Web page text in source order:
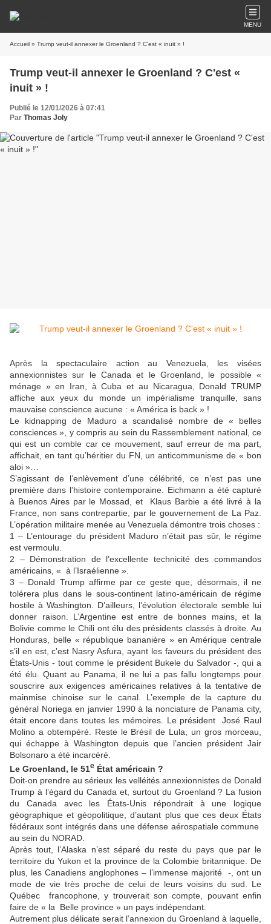
MENU
Accueil » Trump veut-il annexer le Groenland ? C'est « inuit » !
Trump veut-il annexer le Groenland ? C'est «
inuit » !
Publié le 12/01/2026 à 07:41
Par Thomas Joly
Après la spectaculaire action au Venezuela, les visées
annexionnistes sur le Canada et le Groenland, le possible «
ménage » en Iran, à Cuba et au Nicaragua, Donald TRUMP
affiche aux yeux du monde un impérialisme tranquille, sans
mauvaise conscience aucune : « América is back » !
Le kidnapping de Maduro a scandalisé nombre de « belles
consciences », y compris au sein du Rassemblement national, ce
qui est un comble car ce mouvement, sauf erreur de ma part,
affichait, en tant qu’héritier du FN, un anticommunisme de « bon
aloi »…
S’agissant de l’enlèvement d’une célébrité, ce n’est pas une
première dans l’histoire contemporaine. Eichmann a été capturé
à Buenos Aires par le Mossad, et Klaus Barbie a été livré à la
France, non sans contrepartie, par le gouvernement de La Paz.
L’opération militaire menée au Venezuela démontre trois choses :
1 – L’entourage du président Maduro n’était pas sûr, le régime
est vermoulu.
2 – Démonstration de l’excellente technicité des commandos
américains, « à l’Israélienne ».
3 – Donald Trump affirme par ce geste que, désormais, il ne
tolérera plus dans le sous-continent latino-américain de régime
hostile à Washington. D’ailleurs, l’évolution électorale semble lui
donner raison. L’Argentine est entre de bonnes mains, et la
Bolivie comme le Chili ont élu des présidents classés à droite. Au
Honduras, belle « république bananière » en Amérique centrale
s’il en est, c’est Nasry Asfura, ayant les faveurs du président des
États-Unis - tout comme le président Bukele du Salvador -, qui a
été élu. Quant au Panama, il ne lui a pas fallu longtemps pour
souscrire aux exigences américaines relatives à la tentative de
mainmise chinoise sur le canal. L’exemple de la capture du
général Noriega en janvier 1990 à la nonciature de Panama city,
était encore dans toutes les mémoires. Le président José Raul
Molino a obtempéré. Reste le Brésil de Lula, un gros morceau,
qui échappe à Washington depuis que l’ancien président Jair
Bolsonaro a été incarcéré.
Le Groenland, le 51e État américain ?
Doit-on prendre au sérieux les velléités annexionnistes de Donald
Trump à l’égard du Canada et, surtout du Groenland ? La fusion
du Canada avec les États-Unis répondrait à une logique
géographique et géopolitique, d’autant plus que ces deux États
fédéraux sont intégrés dans une défense aérospatiale commune
au sein du NORAD.
Après tout, l’Alaska n’est séparé du reste du pays que par le
territoire du Yukon et la province de la Colombie britannique. De
plus, les Canadiens anglophones – l’immense majorité -, ont un
mode de vie très proche de celui de leurs voisins du sud. Le
Québec francophone, y trouverait son compte, pouvant enfin
faire de « la Belle province » un pays indépendant.
Autrement plus délicate serait l’annexion du Groenland à laquelle,